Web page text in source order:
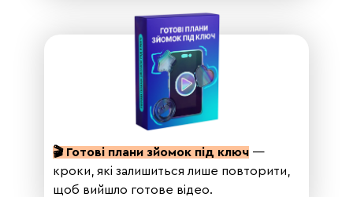
🎬 Готові плани зйомок під ключ —
кроки, які залишиться лише повторити,
щоб вийшло готове відео.